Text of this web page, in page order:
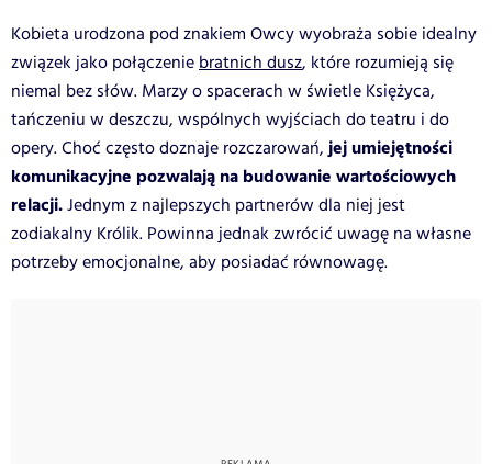
Kobieta urodzona pod znakiem Owcy wyobraża sobie idealny
związek jako połączeniebratnich dusz, które rozumieją się
niemal bez słów. Marzy o spacerach w świetle Księżyca,
tańczeniu w deszczu, wspólnych wyjściach do teatru i do
opery. Choć często doznaje rozczarowań,jej umiejętności
komunikacyjne pozwalają na budowanie wartościowych
relacji.Jednym z najlepszych partnerów dla niej jest
zodiakalny Królik. Powinna jednak zwrócić uwagę na własne
potrzeby emocjonalne, aby posiadać równowagę.